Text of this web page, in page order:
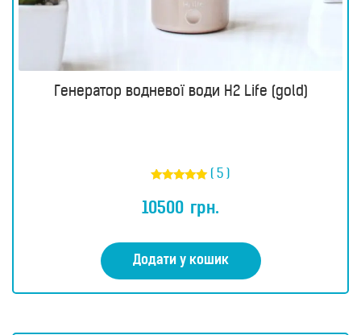
Генератор водневої води H2 Life (gold)
5.00
з 5
( 5 )
10500 грн.
Додати у кошик